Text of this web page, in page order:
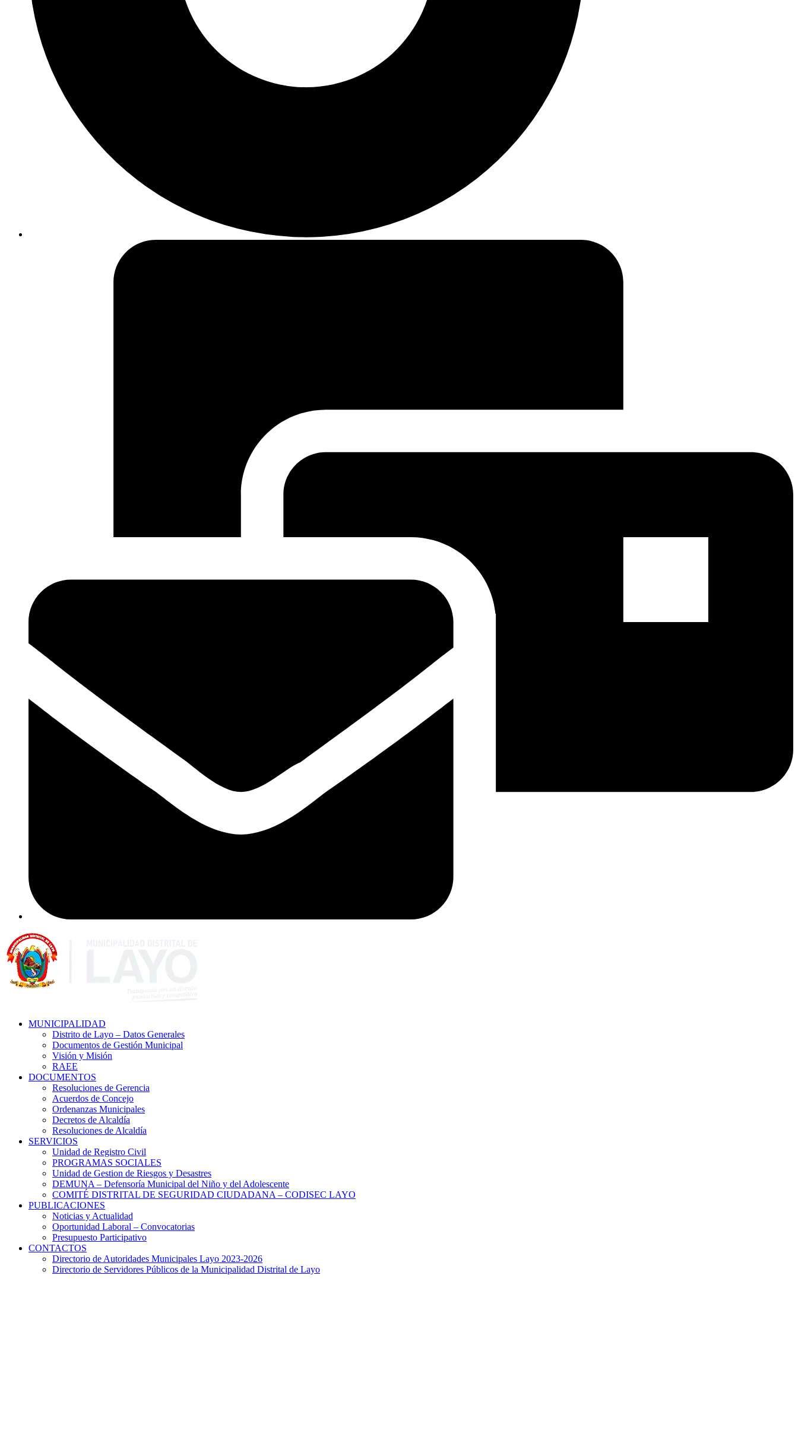
MUNICIPALIDAD
Distrito de Layo – Datos Generales
Documentos de Gestión Municipal
Visión y Misión
RAEE
DOCUMENTOS
Resoluciones de Gerencia
Acuerdos de Concejo
Ordenanzas Municipales
Decretos de Alcaldía
Resoluciones de Alcaldía
SERVICIOS
Unidad de Registro Civil
PROGRAMAS SOCIALES
Unidad de Gestion de Riesgos y Desastres
DEMUNA – Defensoría Municipal del Niño y del Adolescente
COMITÉ DISTRITAL DE SEGURIDAD CIUDADANA – CODISEC LAYO
PUBLICACIONES
Noticias y Actualidad
Oportunidad Laboral – Convocatorias
Presupuesto Participativo
CONTACTOS
Directorio de Autoridades Municipales Layo 2023-2026
Directorio de Servidores Públicos de la Municipalidad Distrital de Layo